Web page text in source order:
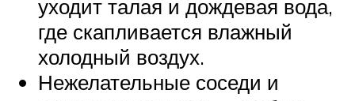
уходит талая и дождевая вода,
где скапливается влажный
холодный воздух.
Нежелательные соседи и